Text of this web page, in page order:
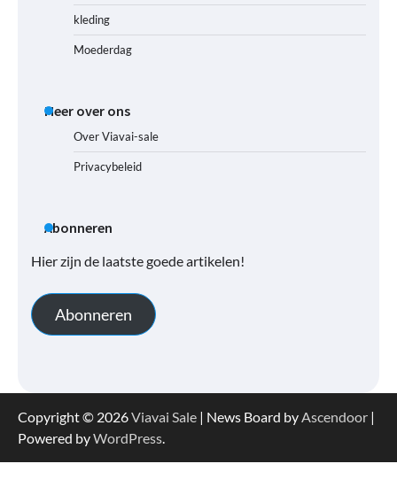
kleding
Moederdag
Meer over ons
Over Viavai-sale
Privacybeleid
Abonneren
Hier zijn de laatste goede artikelen!
Abonneren
Copyright © 2026Viavai Sale | News Board byAscendoor |
Powered byWordPress.